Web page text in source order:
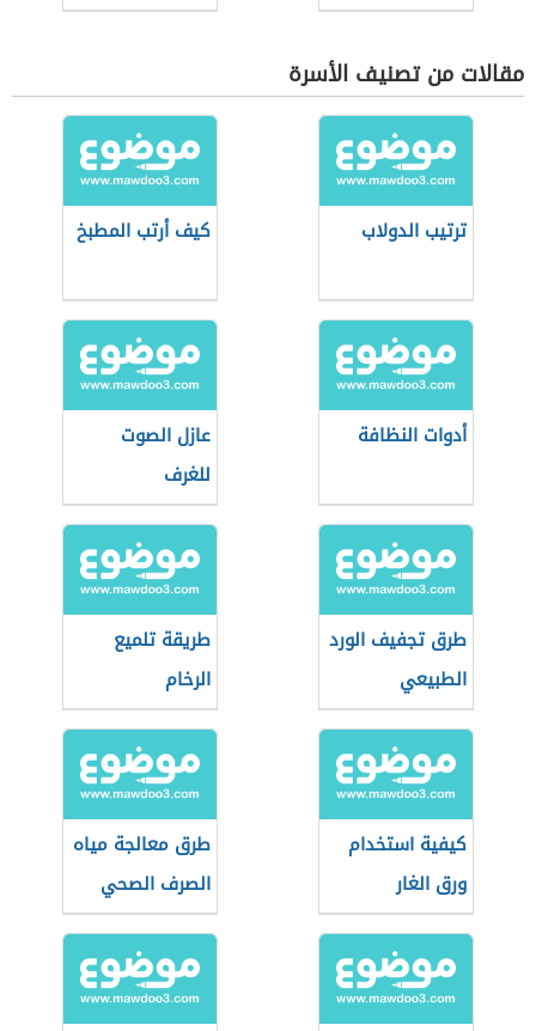
بدون مبيدات
مقالات من تصنيف الأسرة
ترتيب الدولاب كيف أرتب المطبخ
أدوات النظافة
عازل الصوت
للغرف
طرق تجفيف الورد
الطبيعي
طريقة تلميع
الرخام
كيفية استخدام
ورق الغار
طرق معالجة مياه
الصرف الصحي